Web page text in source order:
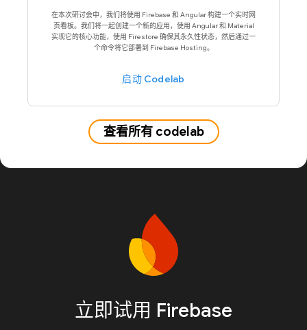
在本次研讨会中，我们将使用 Firebase 和 Angular 构建一个实时网
页看板。我们将一起创建一个新的应用，使用 Angular 和 Material
实现它的核心功能，使用 Firestore 确保其永久性状态，然后通过一
个命令将它部署到 Firebase Hosting。
启动 Codelab
查看所有 codelab
立即试用 Firebase